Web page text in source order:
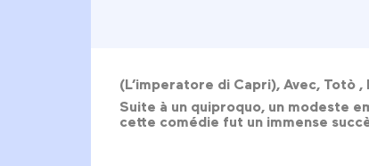
(L’imperatore di Capri), Avec, Totò
Suite à un quiproquo, un modeste
cette comédie fut un immense